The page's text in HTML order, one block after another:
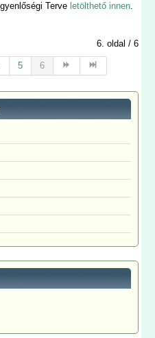
Terve letölthető innen.
6. oldal / 6
5 6